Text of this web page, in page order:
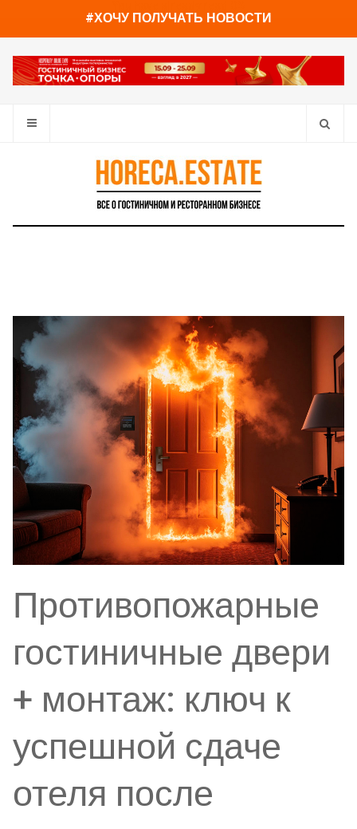
#ХОЧУ ПОЛУЧАТЬ НОВОСТИ
Противопожарные
гостиничные двери
+ монтаж: ключ к
успешной сдаче
отеля после